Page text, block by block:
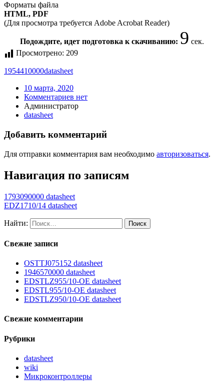
Форматы файла
HTML, PDF
(Для просмотра требуется Adobe Acrobat Reader)
Подождите, идет подготовка к скачиванию: 9 сек.
Просмотрено: 209
1954410000datasheet
10 марта, 2020
Комментариев нет
Администратор
datasheet
Добавить комментарий
Для отправки комментария вам необходимо авторизоваться.
Навигация по записям
1793090000 datasheet
EDZ1710/14 datasheet
Найти:
Свежие записи
OSTTJ075152 datasheet
1946570000 datasheet
EDSTLZ955/10-OE datasheet
EDSTL955/10-OE datasheet
EDSTLZ950/10-OE datasheet
Свежие комментарии
Рубрики
datasheet
wiki
Микроконтроллеры